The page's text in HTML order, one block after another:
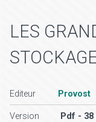
LES
Editeur Provost
Version Pdf -